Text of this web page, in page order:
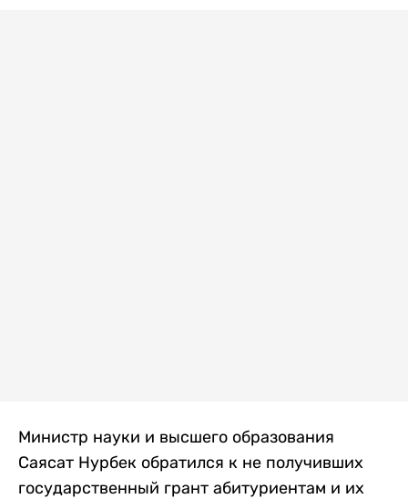
Министр науки и высшего образования
Саясат Нурбек обратился к не получивших
государственный грант абитуриентам и их